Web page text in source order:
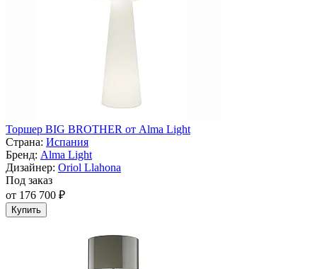
Торшер BIG BROTHER от Alma Light
Страна: Испания
Бренд: Alma Light
Дизайнер: Oriol Llahona
Под заказ
от 176 700 ₽
Купить